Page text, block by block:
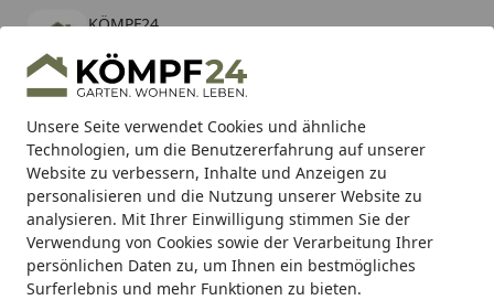
Unsere Seite verwendet Cookies und ähnliche
Technologien, um die Benutzererfahrung auf unserer
Website zu verbessern, Inhalte und Anzeigen zu
personalisieren und die Nutzung unserer Website zu
analysieren. Mit Ihrer Einwilligung stimmen Sie der
Verwendung von Cookies sowie der Verarbeitung Ihrer
persönlichen Daten zu, um Ihnen ein bestmögliches
Surferlebnis und mehr Funktionen zu bieten.
KÖMPF24
kostenlos - Im App Store
Hotline
Alle Produkte
Mein Konto
Suchen
Karibu Pools inkl. gratis Sandfilteranlage & Pool-
Starterset (Gesamtwert bis 468,99€)